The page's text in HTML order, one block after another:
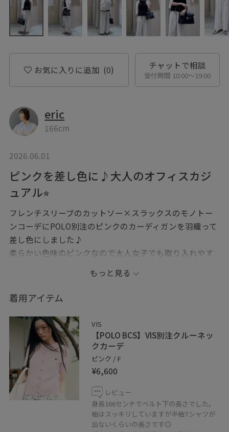
お気に入りに追加 (0) チャットで相談
受付時間 10:00〜19:00
eric
166cm
2026.06.01
ピンクを差し色に♪大人のオフィスカジ
ュアル⭐︎
フレンチスリーブのカットソー×スラックスのモノトー
ンコーデにPOLO別注のピンクのカーディガンを羽織って
差し色にしました♪
柔らかい色味のピンクなので大人女子でも取り入れやす
＊記載のない物は本人私物です
＊＊＊＊＊＊＊＊＊＊＊＊＊＊＊＊＊＊＊＊＊
コーディネートご覧いただきありがとうございます⭐︎
是非お気に入り♡登録していただけると嬉しいです！
気になる方はコーディネートはフォローしていただくと
【お気に入り】タブからご覧頂きやすくなります！！
《 Instagram &WEARも更新中！》
どちらもフォローしていただけると嬉しいです♡
もっと見る
着用アイテム
VIS
【POLO BCS】VIS別注クルーネッ
クカーデ
ピンク / F
¥6,600
レビュー
身長166センチでベルト下の長さでした。
袖はスッキリしていますが半袖Tシャツが
出ないくらいの長さです◎